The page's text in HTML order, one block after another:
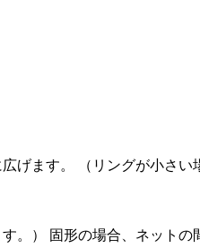
げます。 （リングが小さ
。） 固形の場合、ネットの